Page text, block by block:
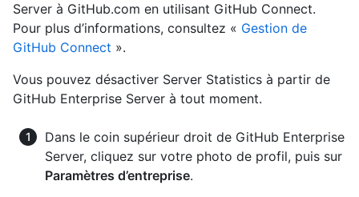
Server à GitHub.com en utilisant GitHub Connect.
Pour plus d’informations, consultez « Gestion de
GitHub Connect ».
Vous pouvez désactiver Server Statistics à partir de
GitHub Enterprise Server à tout moment.
Dans le coin supérieur droit de GitHub Enterprise
Server, cliquez sur votre photo de profil, puis sur
Paramètres d’entreprise.